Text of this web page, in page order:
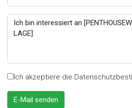
Ich akzeptiere die
E-Mail senden